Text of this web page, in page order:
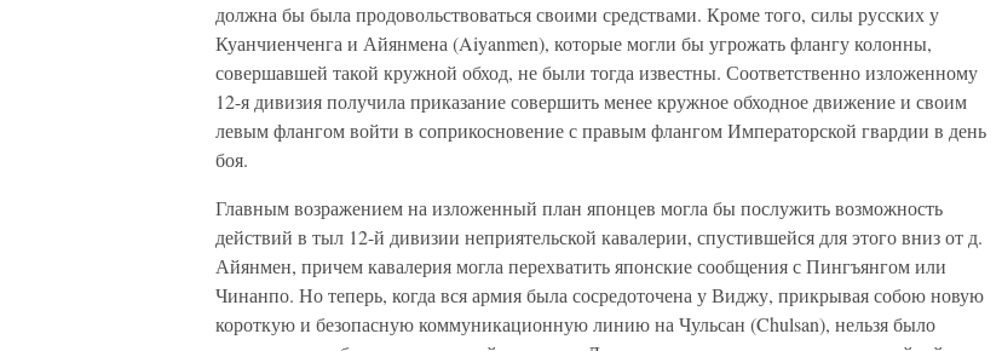
должна бы была продовольствоваться своими средствами. Кроме того, силы русских у
Куанчиенченга и Айянмена (Aiyanmen), которые могли бы угрожать флангу колонны,
совершавшей такой кружной обход, не были тогда известны. Соответственно изложенному
12-я дивизия получила приказание совершить менее кружное обходное движение и своим
левым флангом войти в соприкосновение с правым флангом Императорской гвардии в день
боя.
Главным возражением на изложенный план японцев могла бы послужить возможность
действий в тыл 12-й дивизии неприятельской кавалерии, спустившейся для этого вниз от д.
Айянмен, причем кавалерия могла перехватить японские сообщения с Пингъянгом или
Чинанпо. Но теперь, когда вся армия была сосредоточена у Виджу, прикрывая собою новую
короткую и безопасную коммуникационную линию на Чульсан (Chulsan), нельзя было